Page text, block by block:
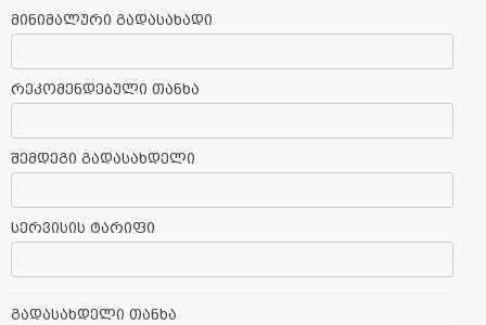
მინიმალური გადასახადი
რეკომენდებული თანხა
შემდეგი გადასახდელი
სერვისის ტარიფი
გადასახდელი თანხა